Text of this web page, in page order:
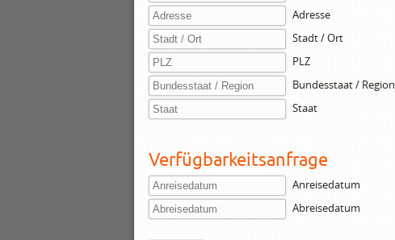
Adresse
Stadt / Ort
PLZ
Bundesstaat / Region
Staat
Verfügbarkeitsanfrage
Anreisedatum
Abreisedatum